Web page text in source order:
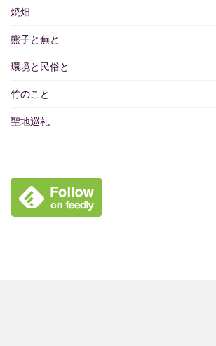
焼畑
熊子と蕪と
環境と民俗と
竹のこと
聖地巡礼